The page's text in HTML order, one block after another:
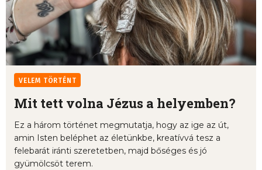
VELEM TÖRTÉNT
Mit tett volna Jézus a helyemben?
Ez a három történet megmutatja, hogy az ige az út,
amin Isten beléphet az életünkbe, kreatívvá tesz a
felebarát iránti szeretetben, majd bőséges és jó
gyümölcsöt terem.